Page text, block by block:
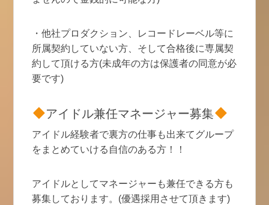
・他社プロダクション、レコードレーベル等に
所属契約していない方、そして合格後に専属契
約して頂ける方(未成年の方は保護者の同意が必
要です)
アイドル兼任マネージャー募集
アイドル経験者で裏方の仕事も出来てグループ
をまとめていける自信のある方！！
アイドルとしてマネージャーも兼任できる方も
募集しております。(優遇採用させて頂きます)